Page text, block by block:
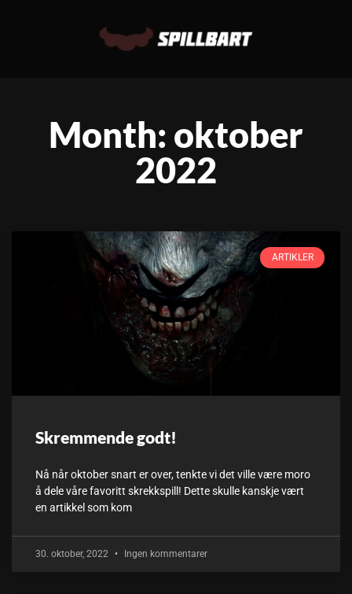
Month: oktober
2022
ARTIKLER
Skremmende godt!
Nå når oktober snart er over, tenkte vi det ville være moro
å dele våre favoritt skrekkspill! Dette skulle kanskje vært
en artikkel som kom
30. oktober, 2022 Ingen kommentarer